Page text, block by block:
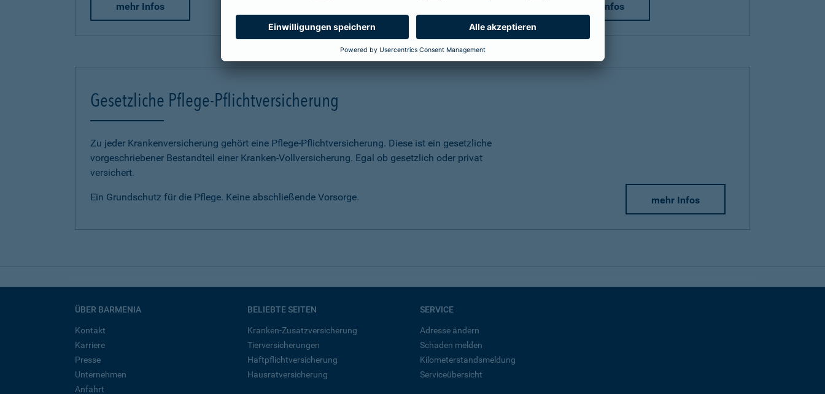
mehr Infos mehr Infos
Gesetzliche Pflege-Pflichtversicherung
Zu jeder Krankenversicherung gehört eine Pflege-Pflichtversicherung. Diese ist ein gesetzliche
vorgeschriebener Bestandteil einer Kranken-Vollversicherung. Egal ob gesetzlich oder privat
versichert.
Ein Grundschutz für die Pflege. Keine abschließende Vorsorge. mehr Infos
ÜBER BARMENIA
Kontakt
Karriere
Presse
Unternehmen
Anfahrt
BELIEBTE SEITEN
Kranken-Zusatzversicherung
Tierversicherungen
Haftpflichtversicherung
Hausratversicherung
SERVICE
Adresse ändern
Schaden melden
Kilometerstandsmeldung
Serviceübersicht